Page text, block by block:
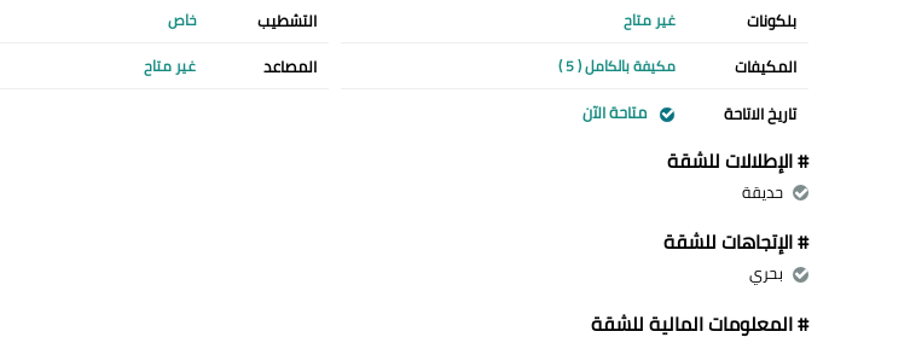
بلكونات غير متاح التشطيب خاص
المكيفات مكيفة بالكامل ( 5 ) المصاعد غير متاح
تاريخ الاتاحة متاحة الآن
# الإطلالات للشقة
حديقة
# الإتجاهات للشقة
بحري
# المعلومات المالية للشقة